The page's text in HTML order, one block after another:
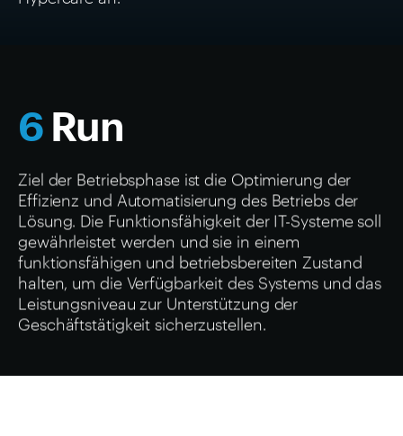
6 Run
Ziel der Betriebsphase ist die Optimierung der
Effizienz und Automatisierung des Betriebs der
Lösung. Die Funktionsfähigkeit der IT-Systeme soll
gewährleistet werden und sie in einem
funktionsfähigen und betriebsbereiten Zustand
halten, um die Verfügbarkeit des Systems und das
Leistungsniveau zur Unterstützung der
Geschäftstätigkeit sicherzustellen.